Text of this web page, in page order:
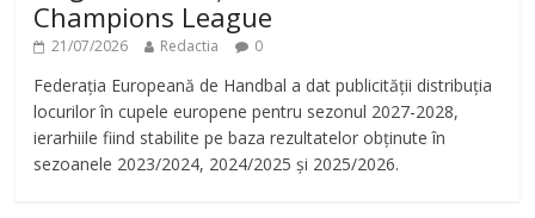
Champions League
21/07/2026 Redactia 0
Federația Europeană de Handbal a dat publicității distribuția
locurilor în cupele europene pentru sezonul 2027-2028,
ierarhiile fiind stabilite pe baza rezultatelor obținute în
sezoanele 2023/2024, 2024/2025 și 2025/2026.